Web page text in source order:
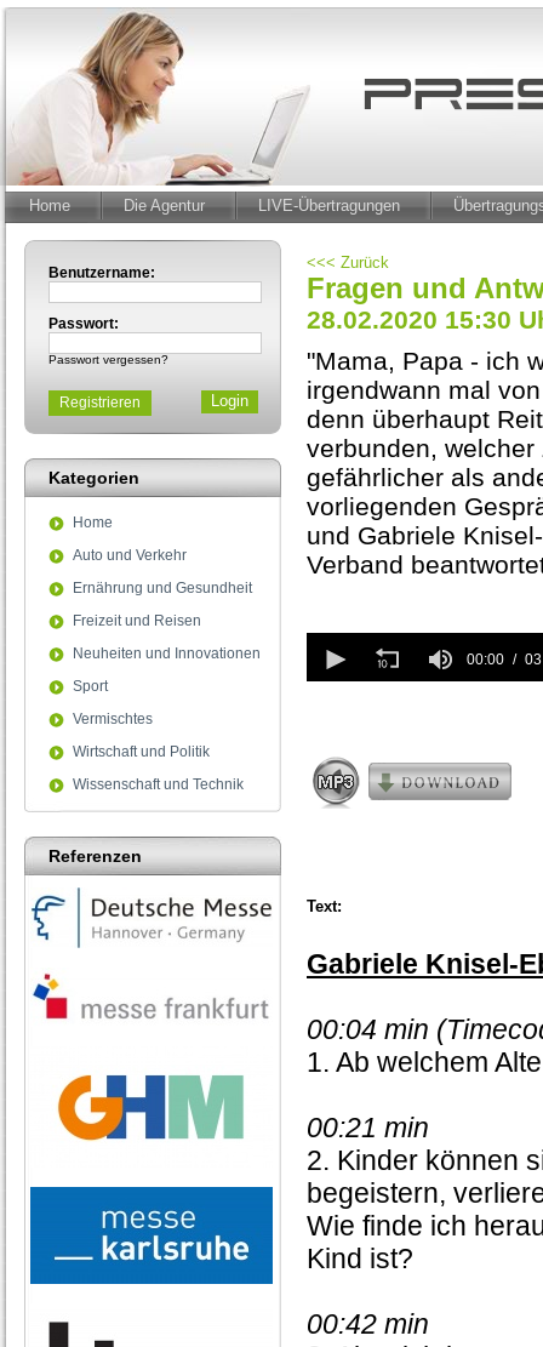
Home Die Agentur LIVE-Übertragungen
Benutzername:
Passwort:
Passwort vergessen?
Registrieren
Kategorien
Home
Auto und Verkehr
Ernährung und Gesundheit
Freizeit und Reisen
Neuheiten und Innovationen
Sport
Vermischtes
Wirtschaft und Politik
Wissenschaft und Technik
Referenzen
<<< Zurück
Fragen und
28.02.2020 15:30
"Mama, Papa - ich
irgendwann mal
denn überhaupt
verbunden,
gefährlicher als
vorliegenden
und Gabriele
Verband
seconds
of
seconds
00:00
Text:
Gabriele Knisel-
00:04 min
1. Ab welchem
00:21 min
2. Kinder können
begeistern,
Wie finde ich
Kind ist?
00:42 min